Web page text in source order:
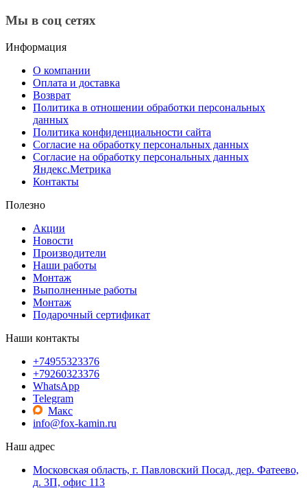
Мы в соц сетях
Информация
О компании
Оплата и доставка
Возврат
Политика в отношении обработки персональных
данных
Политика конфиденциальности сайта
Согласие на обработку персональных данных
Согласие на обработку персональных данных
Яндекс.Метрика
Контакты
Полезно
Акции
Новости
Производители
Наши работы
Монтаж
Выполненные работы
Монтаж
Подарочный сертификат
Наши контакты
+74955323376
+79260323376
WhatsApp
Telegram
Макс
info@fox-kamin.ru
Наш адрес
Московская область, г. Павловский Посад, дер. Фатеево,
д. 3П, офис 113